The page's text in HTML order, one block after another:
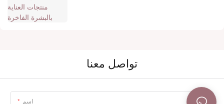
تواصل معنا
اسم